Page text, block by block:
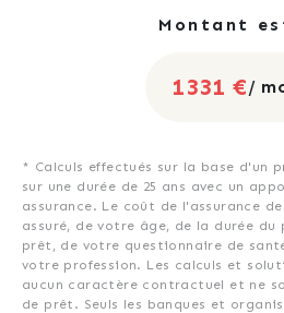
Montant
1331 € /
* Calculs effectués sur la base d'un
sur une durée de 25 ans avec un
assurance. Le coût de l'assurance
assuré, de votre âge, de la durée
prêt, de votre questionnaire de
votre profession. Les calculs et
aucun caractère contractuel et ne
de prêt. Seuls les banques et